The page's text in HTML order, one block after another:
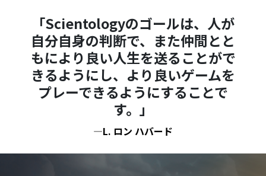
「Scientologyのゴールは、人が
自分自身の判断で、また仲間とと
もにより良い人生を送ることがで
きるようにし、より良いゲームを
プレーできるようにすることで
す。」
—L. ロン ハバード